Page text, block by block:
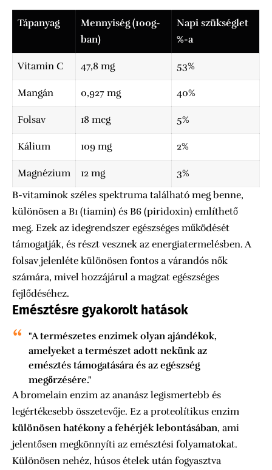
Tápanyag
Mennyiség (100g-
ban)
Napi szükséglet
%-a
Vitamin C 47,8 mg 53%
Mangán 0,927 mg 40%
Folsav 18 mcg 5%
Kálium 109 mg 2%
Magnézium 12 mg
3%
B-vitaminok széles spektruma található meg benne,
különösen a B1 (tiamin) és B6 (piridoxin) említhető
meg. Ezek az idegrendszer egészséges működését
támogatják, és részt vesznek az energiatermelésben. A
folsav jelenléte különösen fontos a várandós nők
számára, mivel hozzájárul a magzat egészséges
fejlődéséhez.
Emésztésre gyakorolt hatások
"A természetes enzimek olyan ajándékok,
amelyeket a természet adott nekünk az
emésztés támogatására és az egészség
megőrzésére."
A bromelain enzim az ananász legismertebb és
legértékesebb összetevője. Ez a proteolítikus enzim
különösen hatékony a fehérjék lebontásában, ami
jelentősen megkönnyíti az emésztési folyamatokat.
Különösen nehéz, húsos ételek után fogyasztva